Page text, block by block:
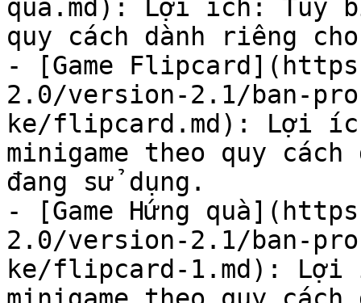
qua.md): Lợi ích: Tùy
quy cách dành riêng
- [Game
2.0/version-2.1/ban-
ke/flipcard.md): Lợi
minigame theo quy
đang sử dụng.
- [Game Hứng
2.0/version-2.1/ban-
ke/flipcard-1.md): Lợi